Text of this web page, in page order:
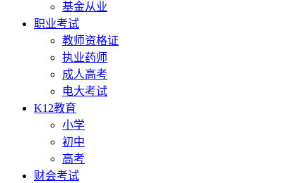
基金从业
职业考试
教师资格证
执业药师
成人高考
电大考试
K12教育
小学
初中
高考
财会考试